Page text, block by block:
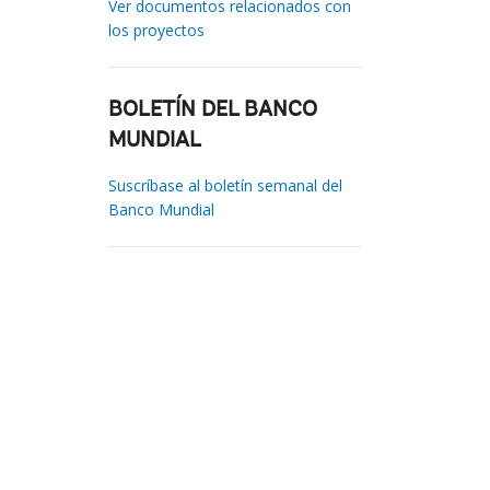
Ver documentos relacionados con
los proyectos
BOLETÍN DEL BANCO
MUNDIAL
Suscríbase al boletín semanal del
Banco Mundial